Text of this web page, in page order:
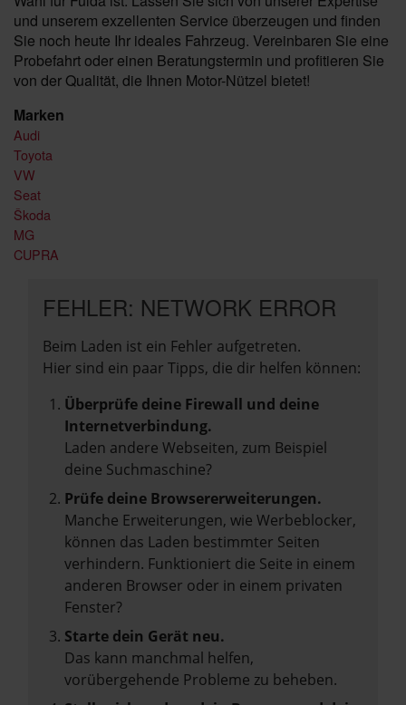
und unserem exzellenten Service überzeugen und finden
Sie noch heute Ihr ideales Fahrzeug. Vereinbaren Sie eine
Probefahrt oder einen Beratungstermin und profitieren Sie
von der Qualität, die Ihnen Motor-Nützel bietet!
Marken
Audi
Toyota
VW
Seat
Škoda
MG
CUPRA
FEHLER: NETWORK ERROR
Beim Laden ist ein Fehler aufgetreten.
Hier sind ein paar Tipps, die dir helfen können:
Überprüfe deine Firewall und deine
Internetverbindung.
Laden andere Webseiten, zum Beispiel
deine Suchmaschine?
Prüfe deine Browsererweiterungen.
Manche Erweiterungen, wie Werbeblocker,
können das Laden bestimmter Seiten
verhindern. Funktioniert die Seite in einem
anderen Browser oder in einem privaten
Fenster?
Starte dein Gerät neu.
Das kann manchmal helfen,
vorübergehende Probleme zu beheben.